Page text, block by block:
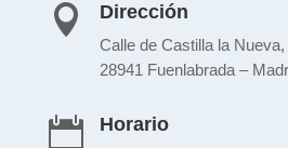
 Dirección
Calle de Castilla la Nueva,
28941 Fuenlabrada –
 Horario